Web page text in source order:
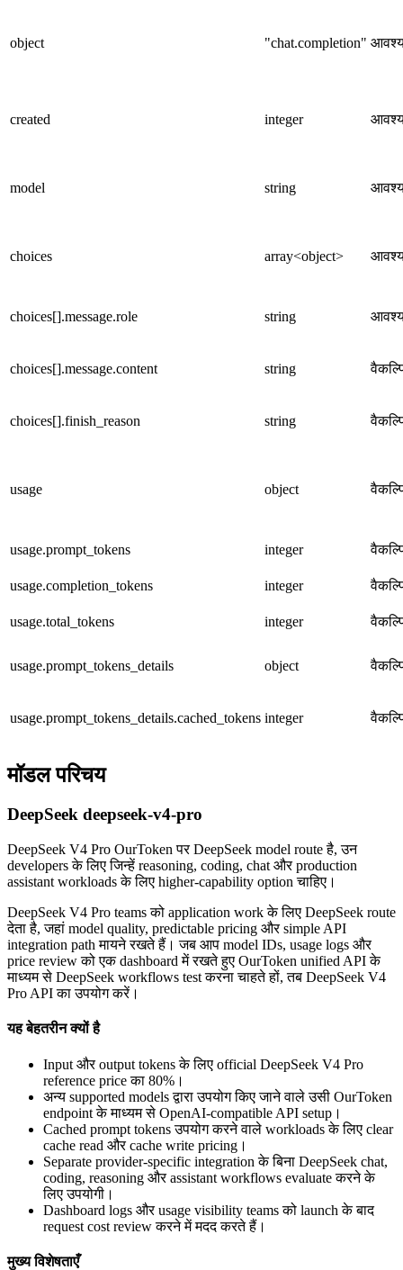
object "chat.completion"
created integer
model string
choices array<object>
choices[].message.role string
choices[].message.content string
choices[].finish_reason string
usage object
usage.prompt_tokens integer
usage.completion_tokens integer
usage.total_tokens integer
usage.prompt_tokens_details object
usage.prompt_tokens_details.cached_tokens integer
मॉडल परिचय
DeepSeek deepseek-v4-pro
DeepSeek V4 Pro OurToken पर DeepSeek model route है, उन
developers के लिए जिन्हें reasoning, coding, chat और production
assistant workloads के लिए higher-capability option चाहिए।
DeepSeek V4 Pro teams को application work के लिए DeepSeek route
देता है, जहां model quality, predictable pricing और simple API
integration path मायने रखते हैं। जब आप model IDs, usage logs और
price review को एक dashboard में रखते हुए OurToken unified API के
माध्यम से DeepSeek workflows test करना चाहते हों, तब DeepSeek V4
Pro API का उपयोग करें।
यह बेहतरीन क्यों है
Input और output tokens के लिए official DeepSeek V4 Pro
reference price का 80%।
अन्य supported models द्वारा उपयोग किए जाने वाले उसी OurToken
endpoint के माध्यम से OpenAI-compatible API setup।
Cached prompt tokens उपयोग करने वाले workloads के लिए clear
cache read और cache write pricing।
Separate provider-specific integration के बिना DeepSeek chat,
coding, reasoning और assistant workflows evaluate करने के
लिए उपयोगी।
Dashboard logs और usage visibility teams को launch के बाद
request cost review करने में मदद करते हैं।
मुख्य विशेषताएँ